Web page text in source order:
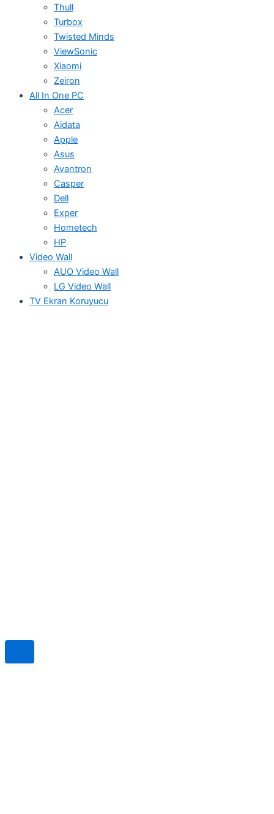
Thull
Turbox
Twisted Minds
ViewSonic
Xiaomi
Zeiron
All In One PC
Acer
Aidata
Apple
Asus
Avantron
Casper
Dell
Exper
Hometech
HP
Video Wall
AUO Video Wall
LG Video Wall
TV Ekran Koruyucu